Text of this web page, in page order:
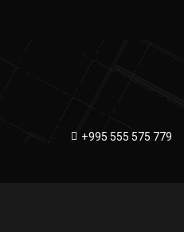
+995 555 575 779